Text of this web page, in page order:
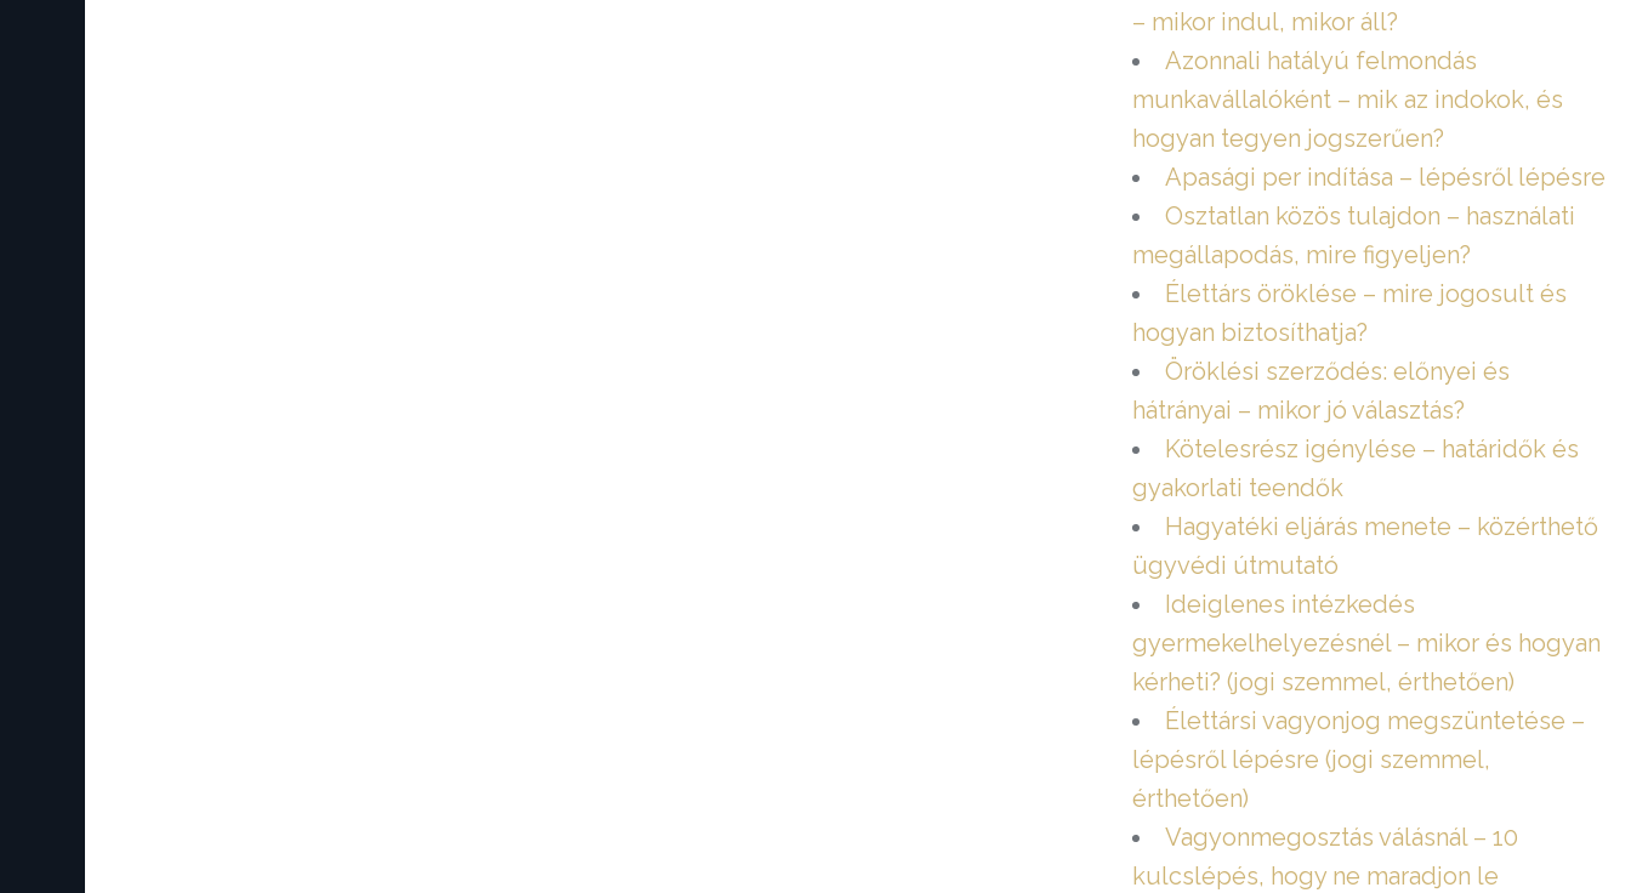
– mikor indul, mikor áll?
Azonnali hatályú felmondás
munkavállalóként – mik az indokok, és
hogyan tegyen jogszerűen?
Apasági per indítása – lépésről lépésre
Osztatlan közös tulajdon – használati
megállapodás, mire figyeljen?
Élettárs öröklése – mire jogosult és
hogyan biztosíthatja?
Öröklési szerződés: előnyei és
hátrányai – mikor jó választás?
Kötelesrész igénylése – határidők és
gyakorlati teendők
Hagyatéki eljárás menete – közérthető
ügyvédi útmutató
Ideiglenes intézkedés
gyermekelhelyezésnél – mikor és hogyan
kérheti? (jogi szemmel, érthetően)
Élettársi vagyonjog megszüntetése –
lépésről lépésre (jogi szemmel,
érthetően)
Vagyonmegosztás válásnál – 10
kulcslépés, hogy ne maradjon le